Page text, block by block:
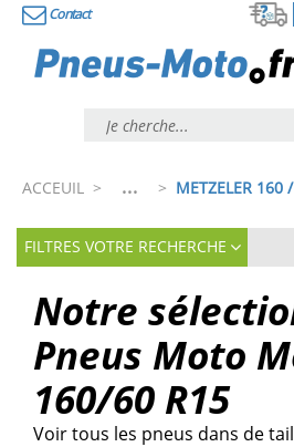
Contact
ACCEUIL > ... > METZELER 160
FILTRES VOTRE RECHERCHE
Notre
Pneus Moto
160/60 R15
Voir tous les pneus dans de